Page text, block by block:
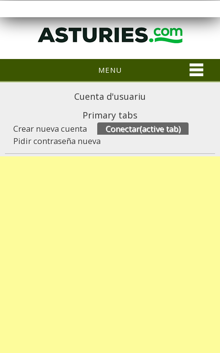
MENU
Cuenta d'usuariu
Primary tabs
Crear nueva cuenta Conectar(active tab)
Pidir contraseña nueva